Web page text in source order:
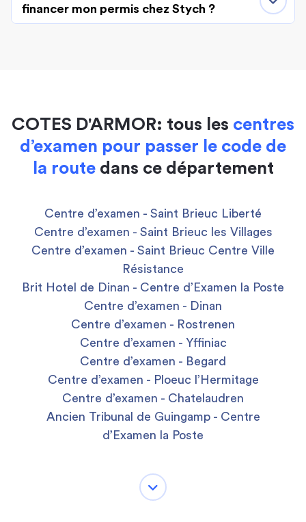
financer mon permis chez Stych ?
COTES D'ARMOR: tous les centres
d’examen pour passer le code de
la routedans ce département
Centre d’examen - Saint Brieuc Liberté
Centre d’examen - Saint Brieuc les Villages
Centre d’examen - Saint Brieuc Centre Ville
Résistance
Brit Hotel de Dinan - Centre d’Examen la Poste
Centre d’examen - Dinan
Centre d’examen - Rostrenen
Centre d’examen - Yffiniac
Centre d’examen - Begard
Centre d’examen - Ploeuc l’Hermitage
Centre d’examen - Chatelaudren
Ancien Tribunal de Guingamp - Centre
d’Examen la Poste